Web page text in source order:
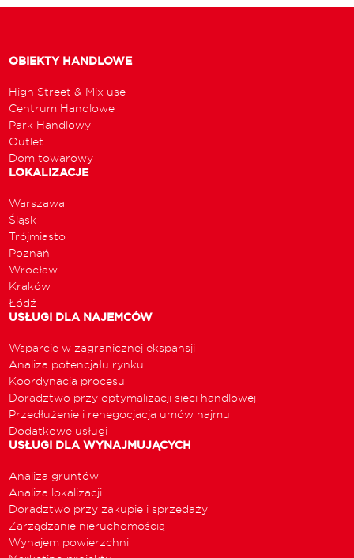
OBIEKTY HANDLOWE
High Street & Mix use
Centrum Handlowe
Park Handlowy
Outlet
Dom towarowy
LOKALIZACJE
Warszawa
Śląsk
Trójmiasto
Poznań
Wrocław
Kraków
Łódź
USŁUGI DLA NAJEMCÓW
Wsparcie w zagranicznej ekspansji
Analiza potencjału rynku
Koordynacja procesu
Doradztwo przy optymalizacji sieci handlowej
Przedłużenie i renegocjacja umów najmu
Dodatkowe usługi
USŁUGI DLA WYNAJMUJĄCYCH
Analiza gruntów
Analiza lokalizacji
Doradztwo przy zakupie i sprzedaży
Zarządzanie nieruchomością
Wynajem powierzchni